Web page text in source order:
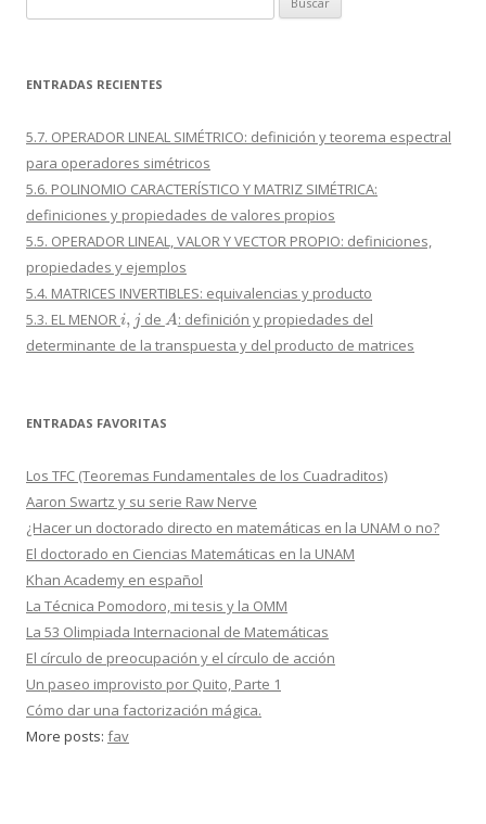
ENTRADAS RECIENTES
5.7. OPERADOR LINEAL SIMÉTRICO: definición y teorema espectral
para operadores simétricos
5.6. POLINOMIO CARACTERÍSTICO Y MATRIZ SIMÉTRICA:
definiciones y propiedades de valores propios
5.5. OPERADOR LINEAL, VALOR Y VECTOR PROPIO: definiciones,
propiedades y ejemplos
5.4. MATRICES INVERTIBLES: equivalencias y producto
5.3. EL MENORi,j de A: definición y propiedades del
determinante de la transpuesta y del producto de matrices
ENTRADAS FAVORITAS
Los TFC (Teoremas Fundamentales de los Cuadraditos)
Aaron Swartz y su serie Raw Nerve
¿Hacer un doctorado directo en matemáticas en la UNAM o no?
El doctorado en Ciencias Matemáticas en la UNAM
Khan Academy en español
La Técnica Pomodoro, mi tesis y la OMM
La 53 Olimpiada Internacional de Matemáticas
El círculo de preocupación y el círculo de acción
Un paseo improvisto por Quito, Parte 1
Cómo dar una factorización mágica.
More posts: fav